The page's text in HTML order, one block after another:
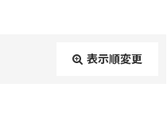
表示順変更